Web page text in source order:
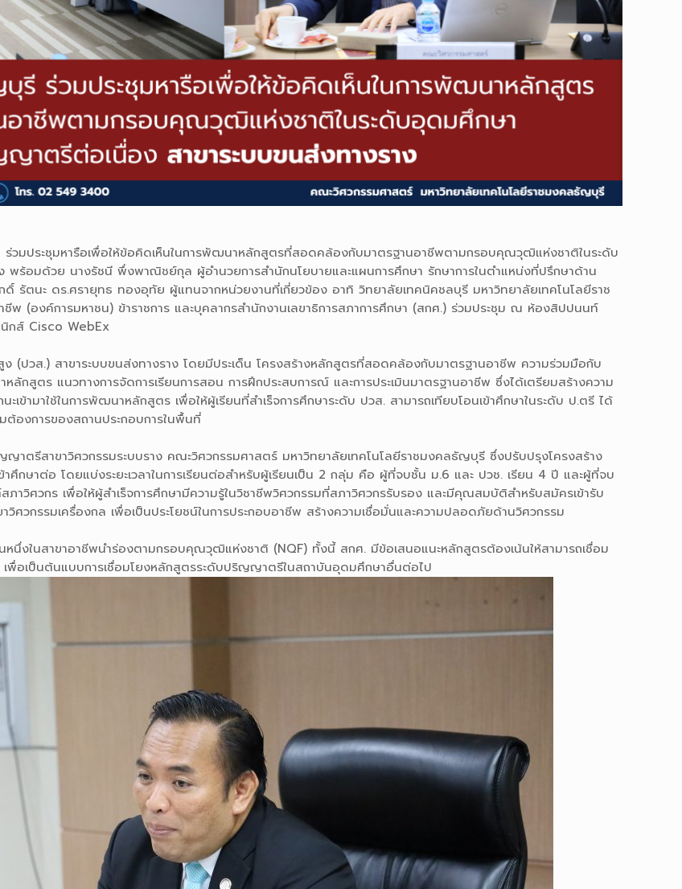
วมประชุมหารือเพื่อให้ข้อคิดเห็นในการพัฒนาหลักสูตรที่สอดคล้องกับมาตรฐานอาชีพตามกรอบคุณวุฒิแห่งชาติในระดับ
ร้อมด้วย นางรัชนี พึ่งพาณิชย์กุล ผู้อำนวยการสำนักนโยบายและแผนการศึกษา รักษาการในตำแหน่งที่ปรึกษาด้าน
นะ ดร.ศรายุทธ ทองอุทัย ผู้แทนจากหน่วยงานที่เกี่ยวข้อง อาทิ วิทยาลัยเทคนิคชลบุรี มหาวิทยาลัยเทคโนโลยีราช
องค์การมหาชน) ข้าราชการ และบุคลากรสำนักงานเลขาธิการสภาการศึกษา (สกศ.) ร่วมประชุม ณ ห้องสิปปนนท์
กส์ Cisco WebEx
(ปวส.) สาขาระบบขนส่งทางราง โดยมีประเด็น โครงสร้างหลักสูตรที่สอดคล้องกับมาตรฐานอาชีพ ความร่วมมือกับ
ลักสูตร แนวทางการจัดการเรียนการสอน การฝึกประสบการณ์ และการประเมินมาตรฐานอาชีพ ซึ่งได้เตรียมสร้างความ
เข้ามาใช้ในการพัฒนาหลักสูตร เพื่อให้ผู้เรียนที่สำเร็จการศึกษาระดับ ปวส. สามารถเทียบโอนเข้าศึกษาในระดับ ป.ตรี ได้
ต้องการของสถานประกอบการในพื้นที่
าตรีสาขาวิศวกรรมระบบราง คณะวิศวกรรมศาสตร์ มหาวิทยาลัยเทคโนโลยีราชมงคลธัญบุรี ซึ่งปรับปรุงโครงสร้าง
ศึกษาต่อ โดยแบ่งระยะเวลาในการเรียนต่อสำหรับผู้เรียนเป็น 2 กลุ่ม คือ ผู้ที่จบชั้น ม.6 และ ปวช. เรียน 4 ปี และผู้ที่จบ
วิศวกร เพื่อให้ผู้สำเร็จการศึกษามีความรู้ในวิชาชีพวิศวกรรมที่สภาวิศวกรรับรอง และมีคุณสมบัติสำหรับสมัครเข้ารับ
วกรรมเครื่องกล เพื่อเป็นประโยชน์ในการประกอบอาชีพ สร้างความเชื่อมั่นและความปลอดภัยด้านวิศวกรรม
หนึ่งในสาขาอาชีพนำร่องตามกรอบคุณวุฒิแห่งชาติ (NQF) ทั้งนี้ สกศ. มีข้อเสนอแนะหลักสูตรต้องเน้นให้สามารถเชื่อม
อเป็นต้นแบบการเชื่อมโยงหลักสูตรระดับปริญญาตรีในสถาบันอุดมศึกษาอื่นต่อไป